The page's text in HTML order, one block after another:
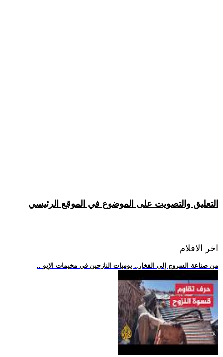
التعليق والتصويت على الموضوع في الموقع الرئيسي
اخر الافلام
.. من صناعة السروج إلى الفخار.. يوميات النازحين في مخيمات الإيو